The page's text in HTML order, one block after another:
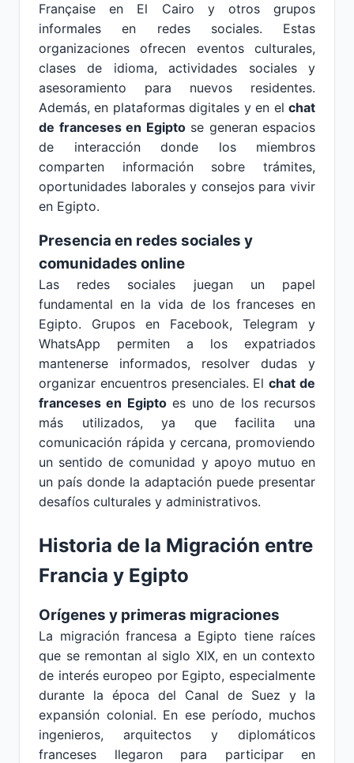
Française en El Cairo y otros grupos
informales en redes sociales. Estas
organizaciones ofrecen eventos culturales,
clases de idioma, actividades sociales y
asesoramiento para nuevos residentes.
Además, en plataformas digitales y en el chat
de franceses en Egiptose generan espacios
de interacción donde los miembros
comparten información sobre trámites,
oportunidades laborales y consejos para vivir
en Egipto.
Presencia en redes sociales y
comunidades online
Las redes sociales juegan un papel
fundamental en la vida de los franceses en
Egipto. Grupos en Facebook, Telegram y
WhatsApp permiten a los expatriados
mantenerse informados, resolver dudas y
organizar encuentros presenciales. Elchat de
franceses en Egiptoes uno de los recursos
más utilizados, ya que facilita una
comunicación rápida y cercana, promoviendo
un sentido de comunidad y apoyo mutuo en
un país donde la adaptación puede presentar
desafíos culturales y administrativos.
Historia de la Migración entre
Francia y Egipto
Orígenes y primeras migraciones
La migración francesa a Egipto tiene raíces
que se remontan al siglo XIX, en un contexto
de interés europeo por Egipto, especialmente
durante la época del Canal de Suez y la
expansión colonial. En ese período, muchos
ingenieros, arquitectos y diplomáticos
franceses llegaron para participar en